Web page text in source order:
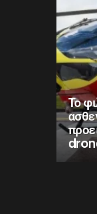
Το